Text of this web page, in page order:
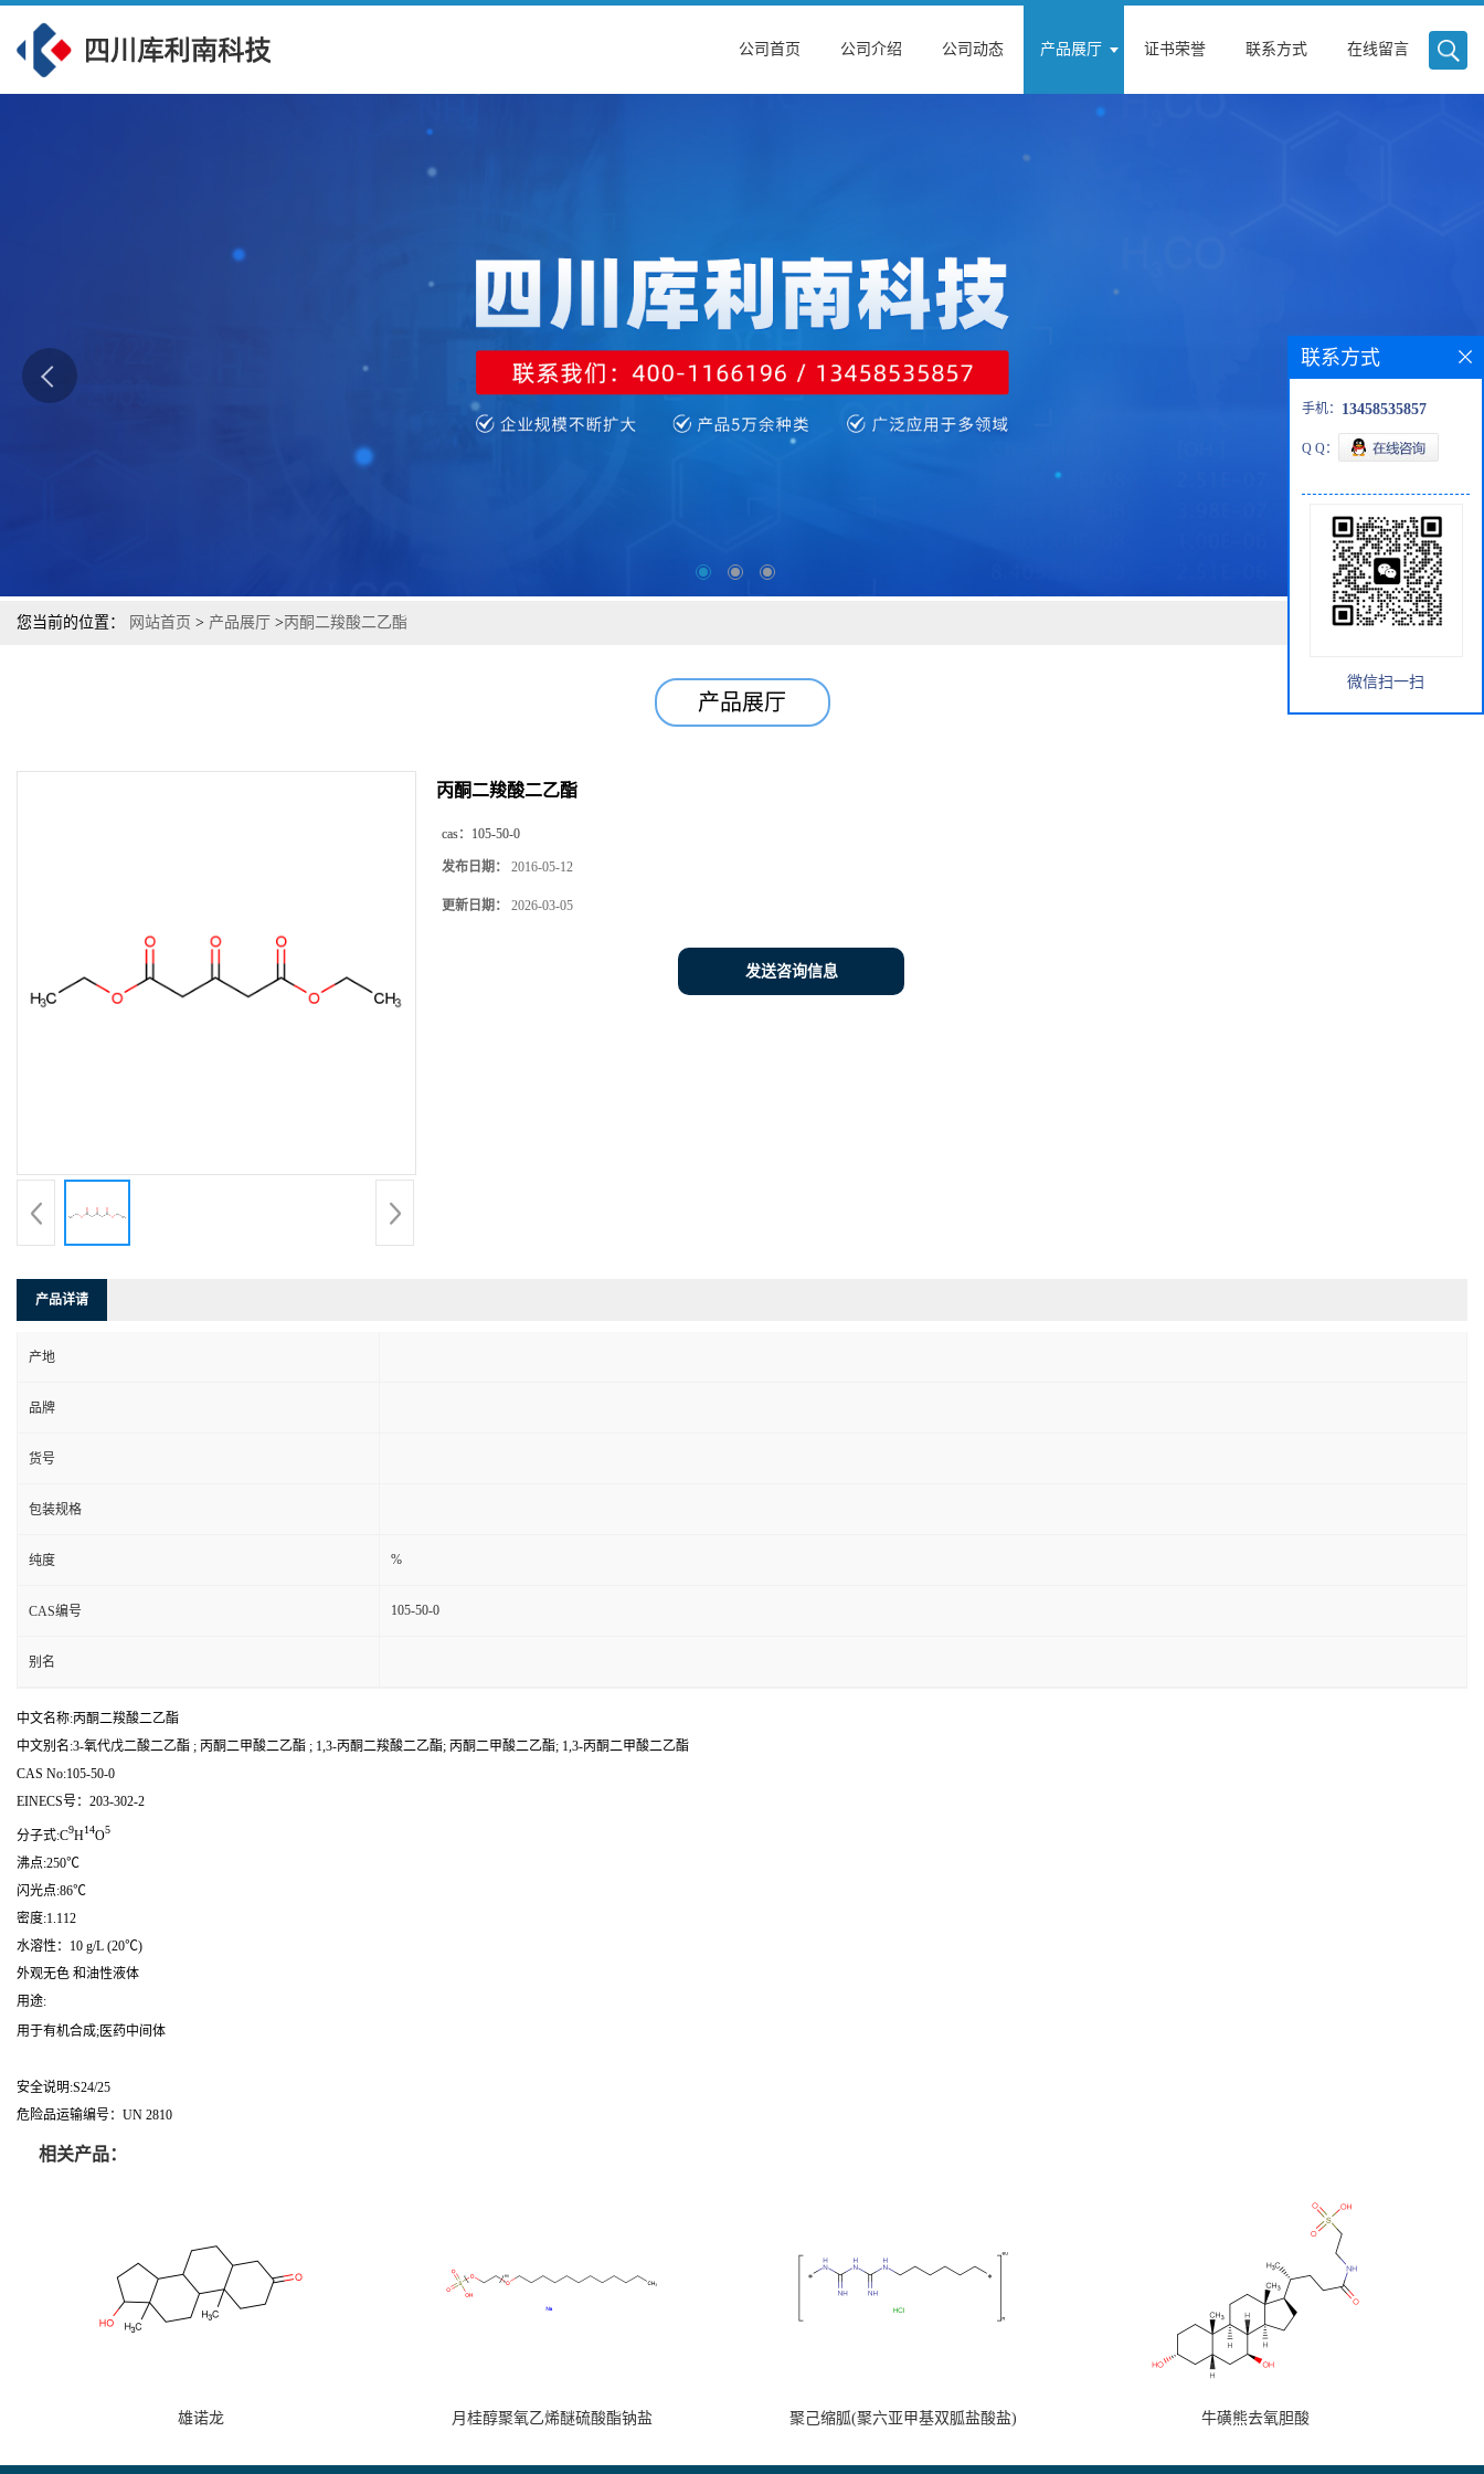
公司首页 公司介绍 公司动态 产品展厅 证书荣誉 联系方式 在线留言
您当前的位置： 网站首页 > 产品展厅 >丙酮二羧酸二乙酯
产品展厅
丙酮二羧酸二乙酯
cas： 105-50-0
发布日期： 2016-05-12
更新日期： 2026-03-05
发送咨询信息
产品详请
产地
品牌
货号
包装规格
纯度 %
CAS编号 105-50-0
别名
中文名称:丙酮二羧酸二乙酯
中文别名:3-氧代戊二酸二乙酯 ; 丙酮二甲酸二乙酯 ; 1,3-丙酮二羧酸二乙酯; 丙酮二甲酸二乙酯; 1,3-丙酮二甲酸二乙酯
CAS No:105-50-0
EINECS号：203-302-2
分子式:C9H14O5
沸点:250℃
闪光点:86℃
密度:1.112
水溶性：10 g/L (20℃)
外观无色 和油性液体
用途:
用于有机合成;医药中间体
安全说明:S24/25
危险品运输编号：UN 2810
相关产品：
雄诺龙 月桂醇聚氧乙烯醚硫酸酯钠盐 聚己缩胍(聚六亚甲基双胍盐酸盐) 牛磺熊去氧胆酸
联系方式
手机： 13458535857
Q Q：
微信扫一扫